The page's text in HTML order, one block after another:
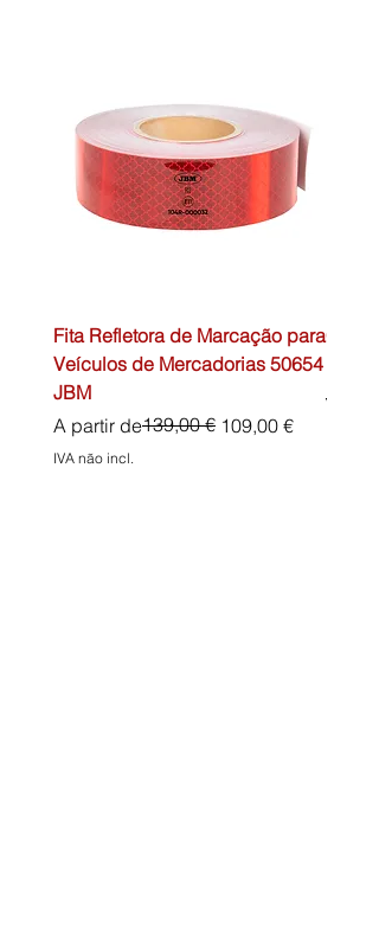
Fita Refletora de Marcação para
Veículos de Mercadorias 50654
JBM
A partir de
Preço normal139,00 € 109,00 €
Preço promocional
IVA não incl.
Preço
45,00 €